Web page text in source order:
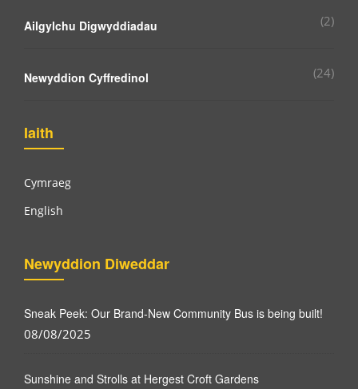
Ailgylchu Digwyddiadau (2)
Newyddion Cyffredinol (24)
Iaith
Cymraeg
English
Newyddion Diweddar
Sneak Peek: Our Brand-New Community Bus is being built!
08/08/2025
Sunshine and Strolls at Hergest Croft Gardens